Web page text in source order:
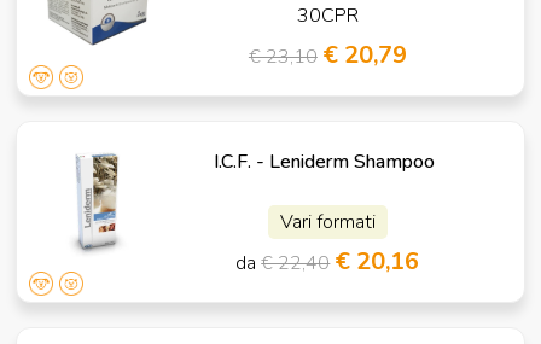
30CPR
€ 23,10 € 20,79
I.C.F. - Leniderm Shampoo
Vari formati
da€ 22,40 € 20,16